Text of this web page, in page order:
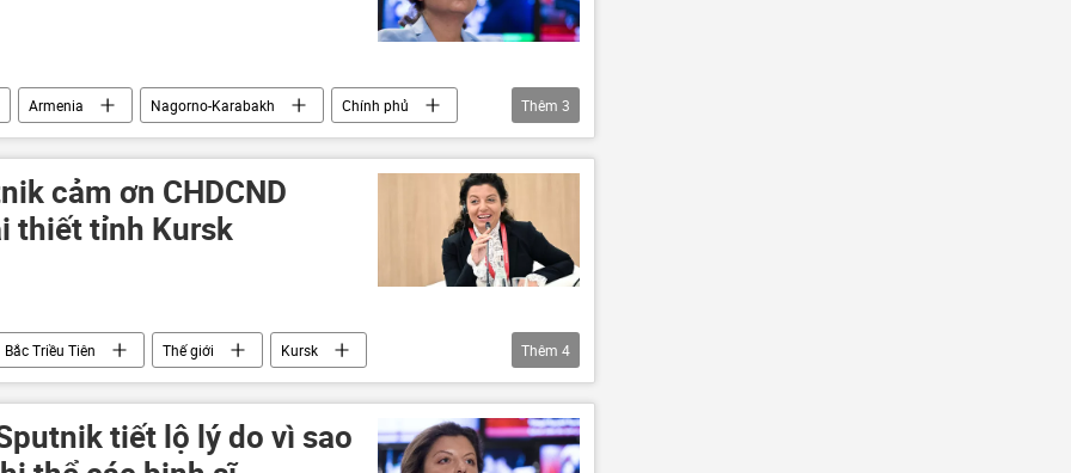
Armenia Nagorno-Karabakh
Chính phủ
Nga
Thêm 3
cảm ơn CHDCND
thiết tỉnh Kursk
Bắc Triều Tiên Thế giới
Kursk
St. Petersburg
Diễn đàn Kinh tế Quốc tế St. Petersburg
Thêm 4
tiết lộ lý do vì sao